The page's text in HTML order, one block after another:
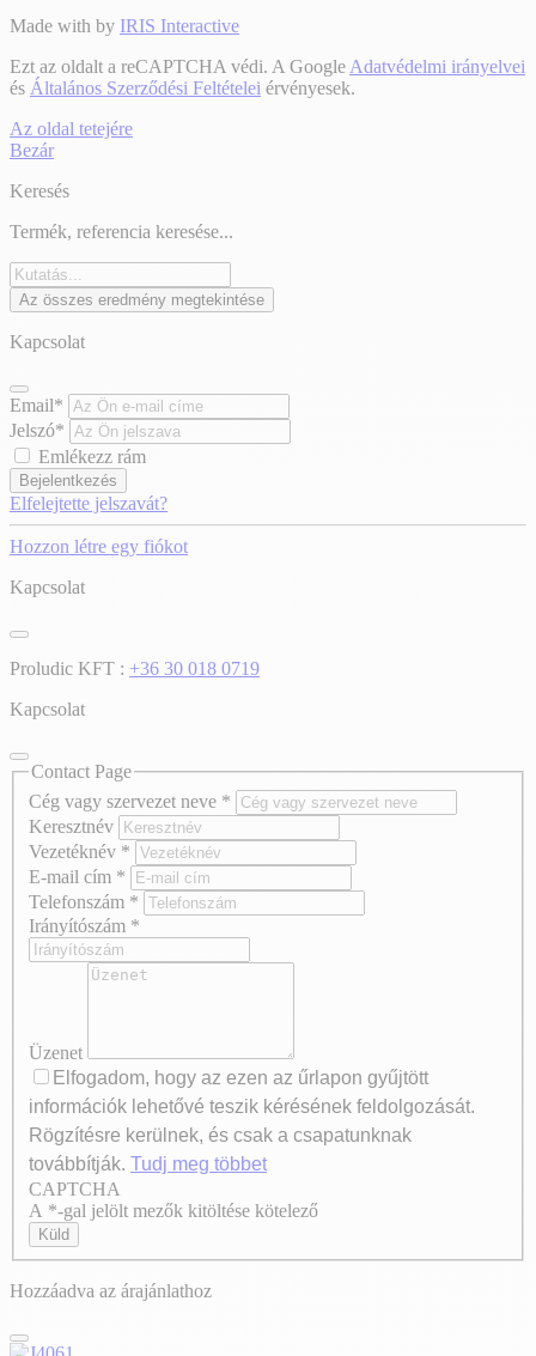
Made with by IRIS Interactive
Ezt az oldalt a reCAPTCHA védi. A Google Adatvédelmi irányelvei
és Általános Szerződési Feltételei érvényesek.
Az oldal tetejére
Bezár
Keresés
Termék, referencia keresése...
Az összes eredmény megtekintése
Kapcsolat
Email*
Jelszó*
Emlékezz rám
Bejelentkezés
Elfelejtette jelszavát?
Hozzon létre egy fiókot
Kapcsolat
Proludic KFT : +36 30 018 0719
Kapcsolat
Contact Page
Cég vagy szervezet neve *
Keresztnév
Vezetéknév *
E-mail cím *
Telefonszám *
Irányítószám *
Üzenet
Elfogadom, hogy az ezen az űrlapon gyűjtött
információk lehetővé teszik kérésének feldolgozását.
Rögzítésre kerülnek, és csak a csapatunknak
továbbítják. Tudj meg többet
Axeptio consent
CAPTCHA
A *-gal jelölt mezők kitöltése kötelező
Küld
Hozzáadva az árajánlathoz